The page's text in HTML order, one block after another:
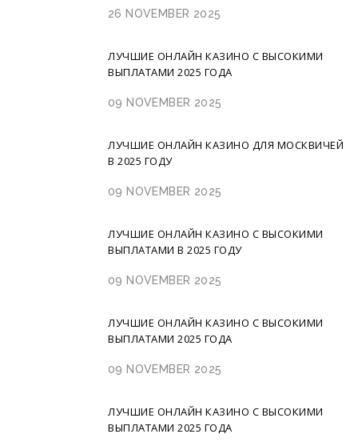
26 NOVEMBER 2025
ЛУЧШИЕ ОНЛАЙН КАЗИНО С ВЫСОКИМИ
ВЫПЛАТАМИ 2025 ГОДА
09 NOVEMBER 2025
ЛУЧШИЕ ОНЛАЙН КАЗИНО ДЛЯ МОСКВИЧЕЙ
В 2025 ГОДУ
09 NOVEMBER 2025
ЛУЧШИЕ ОНЛАЙН КАЗИНО С ВЫСОКИМИ
ВЫПЛАТАМИ В 2025 ГОДУ
09 NOVEMBER 2025
ЛУЧШИЕ ОНЛАЙН КАЗИНО С ВЫСОКИМИ
ВЫПЛАТАМИ 2025 ГОДА
09 NOVEMBER 2025
ЛУЧШИЕ ОНЛАЙН КАЗИНО С ВЫСОКИМИ
ВЫПЛАТАМИ 2025 ГОДА